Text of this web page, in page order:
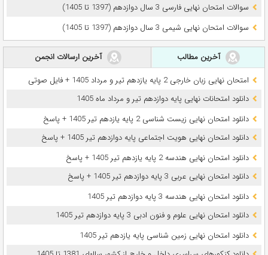
سوالات امتحان نهایی فارسی 3 سال دوازدهم (1397 تا 1405)
سوالات امتحان نهایی شیمی 3 سال دوازدهم (1397 تا 1405)
آخرین مطالب
آخرین ارسالات انجمن
امتحان نهایی زبان خارجی 2 پایه یازدهم تیر و مرداد 1405 + فایل صوتی
دانلود امتحانات نهایی پایه دوازدهم تیر و مرداد ماه 1405
دانلود امتحان نهایی زیست شناسی 2 پایه یازدهم تیر 1405 + پاسخ
دانلود امتحان نهایی هویت اجتماعی پایه دوازدهم تیر 1405 + پاسخ
دانلود امتحان نهایی هندسه 2 پایه یازدهم تیر 1405 + پاسخ
دانلود امتحان نهایی عربی 3 پایه دوازدهم تیر 1405 + پاسخ
دانلود امتحان نهایی هندسه 3 پایه دوازدهم تیر 1405
دانلود امتحان نهایی علوم و فنون ادبی 3 پایه دوازدهم تیر 1405
دانلود امتحان نهایی زمین شناسی پایه یازدهم تیر 1405